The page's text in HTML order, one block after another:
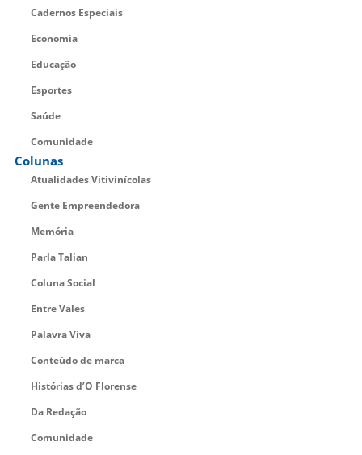
Cadernos Especiais
Economia
Educação
Esportes
Saúde
Comunidade
Colunas
Atualidades Vitivinícolas
Gente Empreendedora
Memória
Parla Talian
Coluna Social
Entre Vales
Palavra Viva
Conteúdo de marca
Histórias d’O Florense
Da Redação
Comunidade